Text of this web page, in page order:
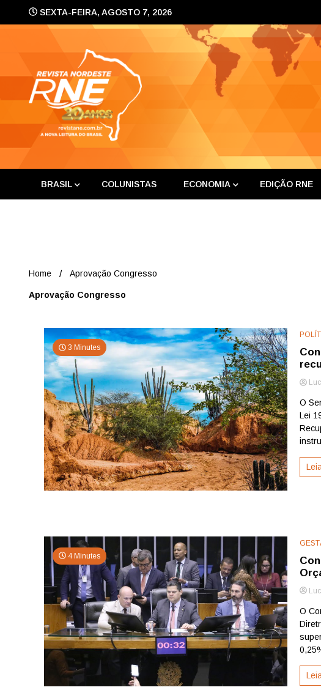
SEXTA-FEIRA, AGOSTO 7, 2026
A nova leitura do Brasil
BRASIL COLUNISTAS ECONOMIA EDIÇÃO RNE
Home Aprovação Congresso
Aprovação Congresso
3 Minutes
O
Lei
4 Minutes
O